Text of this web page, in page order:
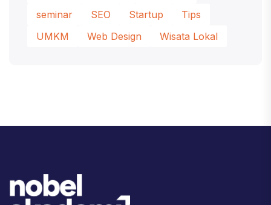
seminar
SEO Startup
Tips
UMKM
Web Design Wisata Lokal